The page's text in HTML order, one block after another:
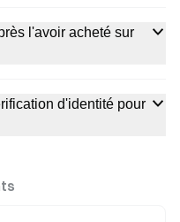
l'avoir acheté sur
d'identité pour